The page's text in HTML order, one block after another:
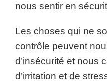
nous sentir en
Les choses qui ne
contrôle peuvent
d’insécurité et nous
d’irritation et de